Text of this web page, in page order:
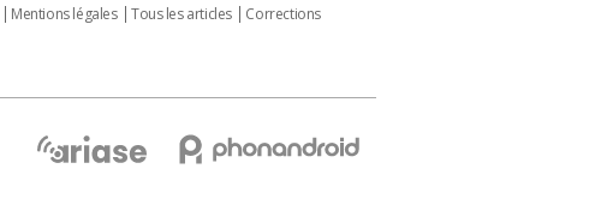
Mentions légales Tous les articles
Corrections